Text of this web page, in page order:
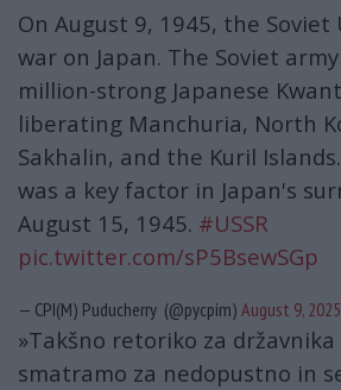
On August 9, 1945, the
war on Japan. The Soviet
million-strong Japanese
liberating Manchuria, North
Sakhalin, and the Kuril
was a key factor in Japan's
August 15, 1945. #USSR
pic.twitter.com/sP5BsewSGp
— CPI(M) Puducherry (@pycpim) August 9, 2025
»Takšno retoriko za
smatramo za nedopustno in